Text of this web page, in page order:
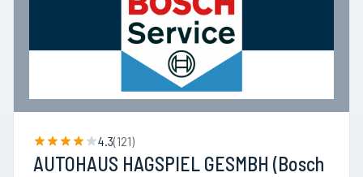
4.3(121)
AUTOHAUS HAGSPIEL GESMBH (Bosch